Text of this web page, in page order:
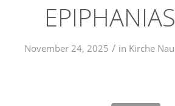
November 24, 2025 / in Kirche